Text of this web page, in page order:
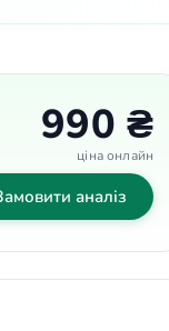
990 ₴
ціна онлайн
аналіз